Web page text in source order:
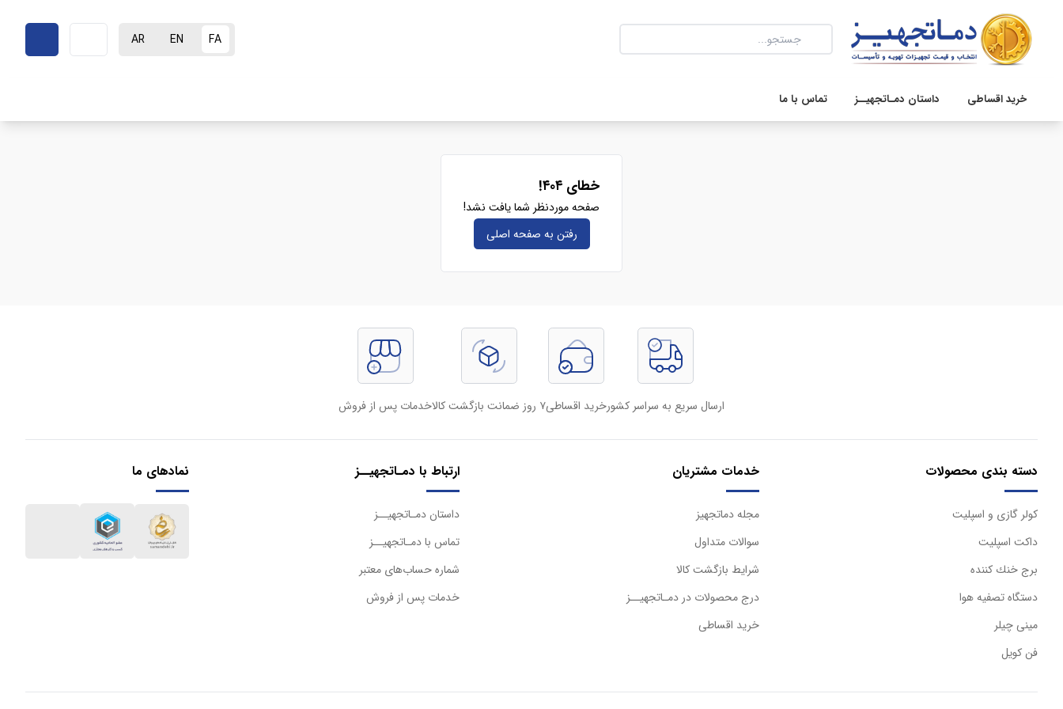
FA
EN
AR
خرید اقساطی داستان دمـاتجهیــز تماس با ما
خطای ۴۰۴!
صفحه موردنظر شما یافت نشد!
رفتن به صفحه‌ اصلی
ارسال سریع به سراسر کشورخرید اقساطی۷ روز ضمانت بازگشت کالا خدمات پس از فروش
دسته بندی محصولات
كولر گازی و اسپليت
داكت اسپليت
برج خنك كننده
دستگاه تصفيه هوا
مینی چیلر
فن کویل
خدمات مشتریان
مجله دماتجهیز
سوالات متداول
شرایط بازگشت کالا
درج محصولات در دمـاتجهیــز
خرید اقساطی
ارتباط با دمـاتجهیــز
داستان دمـاتجهیــز
تماس با دمـاتجهیــز
شماره حساب‌های معتبر
خدمات پس از فروش
نمادهای ما